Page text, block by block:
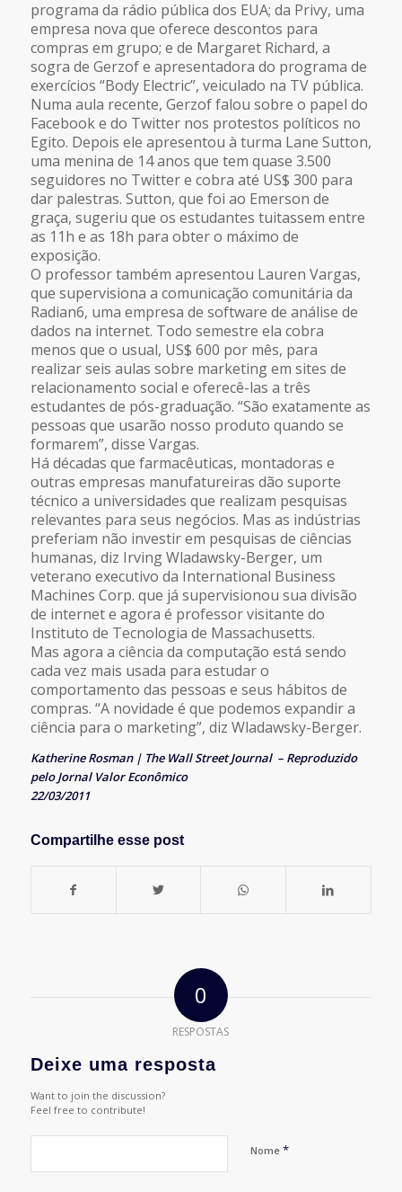
programa da rádio pública dos EUA; da Privy, uma
empresa nova que oferece descontos para
compras em grupo; e de Margaret Richard, a
sogra de Gerzof e apresentadora do programa de
exercícios “Body Electric”, veiculado na TV pública.
Numa aula recente, Gerzof falou sobre o papel do
Facebook e do Twitter nos protestos políticos no
Egito. Depois ele apresentou à turma Lane Sutton,
uma menina de 14 anos que tem quase 3.500
seguidores no Twitter e cobra até US$ 300 para
dar palestras. Sutton, que foi ao Emerson de
graça, sugeriu que os estudantes tuitassem entre
as 11h e as 18h para obter o máximo de
exposição.
O professor também apresentou Lauren Vargas,
que supervisiona a comunicação comunitária da
Radian6, uma empresa de software de análise de
dados na internet. Todo semestre ela cobra
menos que o usual, US$ 600 por mês, para
realizar seis aulas sobre marketing em sites de
relacionamento social e oferecê-las a três
estudantes de pós-graduação. “São exatamente as
pessoas que usarão nosso produto quando se
formarem”, disse Vargas.
Há décadas que farmacêuticas, montadoras e
outras empresas manufatureiras dão suporte
técnico a universidades que realizam pesquisas
relevantes para seus negócios. Mas as indústrias
preferiam não investir em pesquisas de ciências
humanas, diz Irving Wladawsky-Berger, um
veterano executivo da International Business
Machines Corp. que já supervisionou sua divisão
de internet e agora é professor visitante do
Instituto de Tecnologia de Massachusetts.
Mas agora a ciência da computação está sendo
cada vez mais usada para estudar o
comportamento das pessoas e seus hábitos de
compras. “A novidade é que podemos expandir a
ciência para o marketing”, diz Wladawsky-Berger.
Katherine Rosman| The Wall Street Journal – Reproduzido
pelo Jornal Valor Econômico
22/03/2011
Compartilhe esse post
0
RESPOSTAS
Deixe uma resposta
Want to join the discussion?
Feel free to contribute!
Nome *